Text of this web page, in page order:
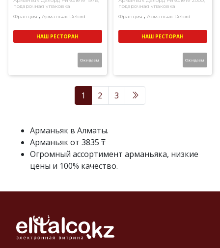
подарочная упаковка
Франция , Арманьяк Delord
НАШ РЕСТОРАН
Ожидаем
подарочная упаковка
Франция , Арманьяк Delord
НАШ РЕСТОРАН
Ожидаем
1 2 3
Арманьяк в Алматы.
Арманьяк от 3835 ₸
Огромный ассортимент арманьяка, низкие
цены и 100% качество.